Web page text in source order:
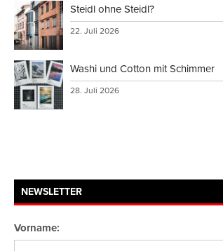
Steidl ohne Steidl?
22. Juli 2026
Washi und Cotton mit Schimmer
28. Juli 2026
NEWSLETTER
Vorname: